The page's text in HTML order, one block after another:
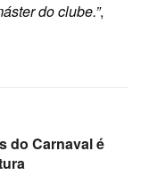
do clube.”,
do Carnaval é